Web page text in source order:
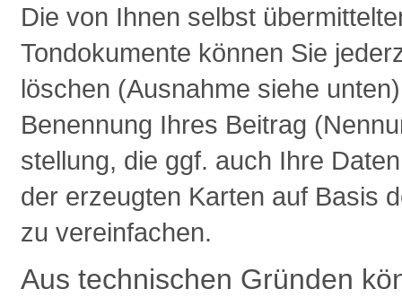
Die von Ihnen selbst
Tondokumente können Sie
löschen (Ausnahme siehe
Benennung Ihres Beitrag
stellung, die ggf. auch Ihre
der erzeugten Karten auf Basis
zu vereinfachen.
Aus technischen Gründen